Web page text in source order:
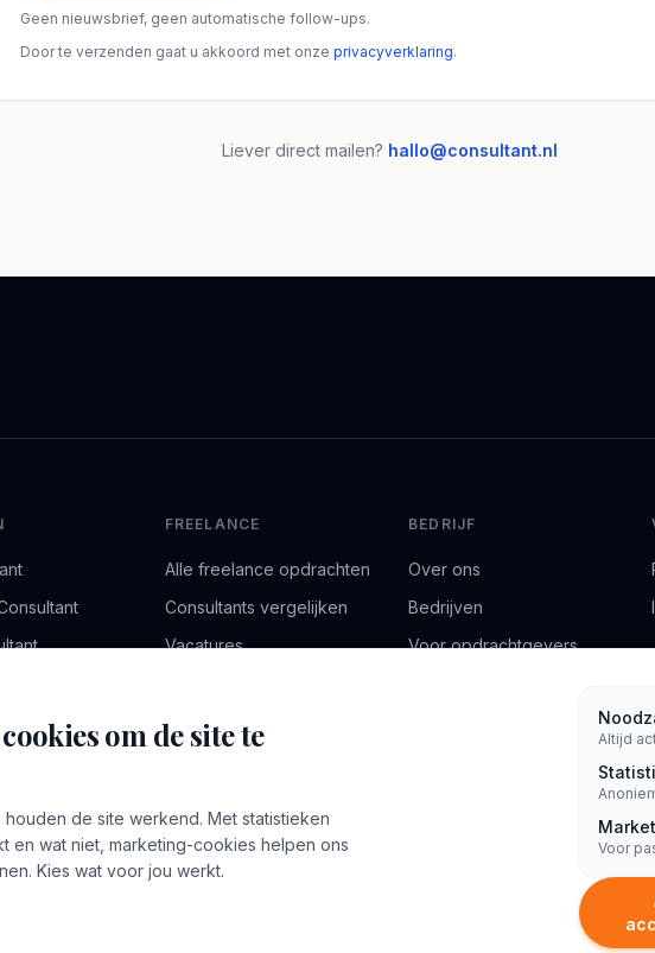
Geen nieuwsbrief, geen automatische follow-ups.
Door te verzenden gaat u akkoord met onze privacyverklaring.
Liever direct mailen? hallo@consultant.nl
Consultant
FREELANCE
Alle freelance opdrachten
Consultants vergelijken
Vacatures
Consultancy nieuws
Kennisbank
BEDRIJF
Over ons
Bedrijven
Voor opdrachtgevers
om de site te
de site werkend. Met statistieken
en wat niet, marketing-cookies helpen ons
Kies wat voor jou werkt.
Altijd
Voor